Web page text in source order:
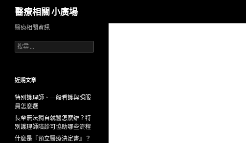
醫療相關 小廣場
醫療相關資訊
搜
尋
近期文章
特別護理師、一般看護與照服
員怎麼選
長輩無法獨自就醫怎麼辦？特
別護理師陪診可協助哪些流程
什麼是『預立醫療決定書』？